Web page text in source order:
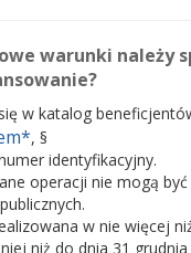
warunki należy
w katalog
, §
identyfikacyjny.
operacji nie mogą
w nie więcej
niż do dnia 31 grudnia